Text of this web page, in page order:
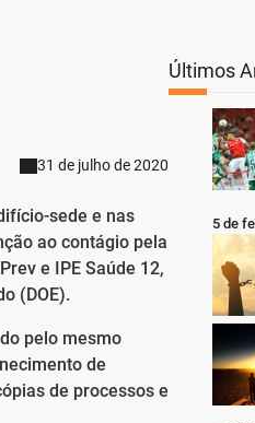
31 de julho de 2020
sede e nas
ao contágio pela
e IPE Saúde 12,
(DOE).
pelo mesmo
de
de processos e
Últimos
5 de